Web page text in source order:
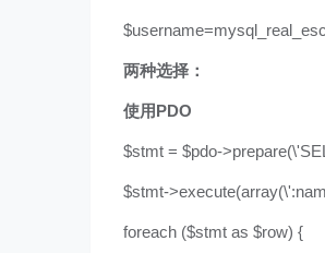
两种选择：
使用PDO
$stmt = $pdo-
$stmt-
foreach ($stmt as $row) {